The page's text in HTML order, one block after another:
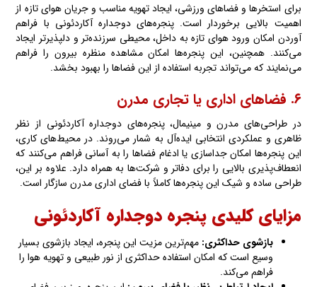
برای استخرها و فضاهای ورزشی، ایجاد تهویه مناسب و جریان هوای تازه از
اهمیت بالایی برخوردار است. پنجره‌های دوجداره آکاردئونی با فراهم
آوردن امکان ورود هوای تازه به داخل، محیطی سرزنده‌تر و دلپذیرتر ایجاد
می‌کنند. همچنین، این پنجره‌ها امکان مشاهده منظره بیرون را فراهم
می‌نمایند که می‌تواند تجربه استفاده از این فضاها را بهبود بخشد.
۶. فضاهای اداری یا تجاری مدرن
در طراحی‌های مدرن و مینیمال، پنجره‌های دوجداره آکاردئونی از نظر
ظاهری و عملکردی انتخابی ایده‌آل به شمار می‌روند. در محیط‌های کاری،
این پنجره‌ها امکان جداسازی یا ادغام فضاها را به آسانی فراهم می‌کنند که
انعطاف‌پذیری بالایی را برای دفاتر و شرکت‌ها به همراه دارد. علاوه بر این،
طراحی ساده و شیک این پنجره‌ها کاملاً با فضای اداری مدرن سازگار است.
مزایای کلیدی پنجره دوجداره آکاردئونی
بازشوی حداکثری: مهم‌ترین مزیت این پنجره، ایجاد بازشوی بسیار
وسیع است که امکان استفاده حداکثری از نور طبیعی و تهویه هوا را
فراهم می‌کند.